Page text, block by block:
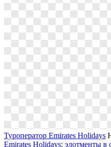
Туроператор Emirates Holidays
Emirates Holidays: элотменты в